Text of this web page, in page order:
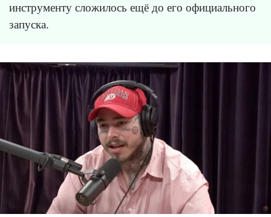
инструменту сложилось ещё до его официального
запуска.